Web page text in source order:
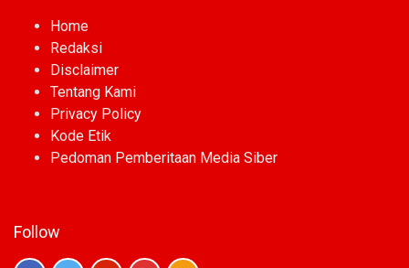
Home
Redaksi
Disclaimer
Tentang Kami
Privacy Policy
Kode Etik
Pedoman Pemberitaan Media Siber
Follow